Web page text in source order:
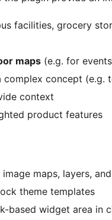
facilities, grocery
maps (e.g. for
concept (e.g.
context
product features
maps, layers,
theme templates
based widget area in